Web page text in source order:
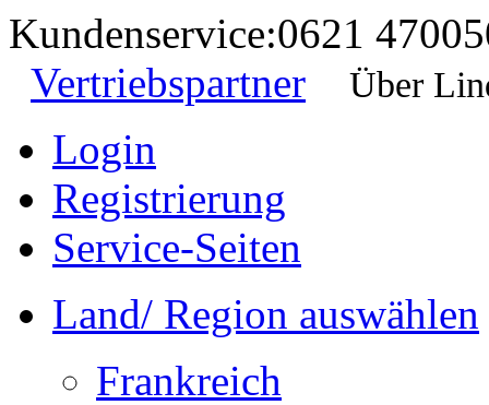
Kundenservice:0621
Vertriebspartner
Über
Login
Registrierung
Service-Seiten
Land/ Region auswählen
Frankreich